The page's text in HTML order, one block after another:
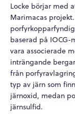
Locke börjar med
Marimacas
baserad på
vara associerade
inträngande
från
typ av järn som
järnoxid, medan
järnsulfid.